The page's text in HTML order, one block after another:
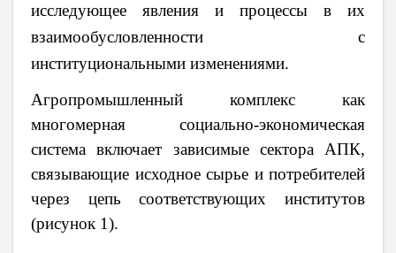
исследующее явления и процессы в их
взаимообусловленности с
институциональными изменениями.
Агропромышленный комплекс как
многомерная социально-экономическая
система включает зависимые сектора АПК,
связывающие исходное сырье и потребителей
через цепь соответствующих институтов
(рисунок 1).